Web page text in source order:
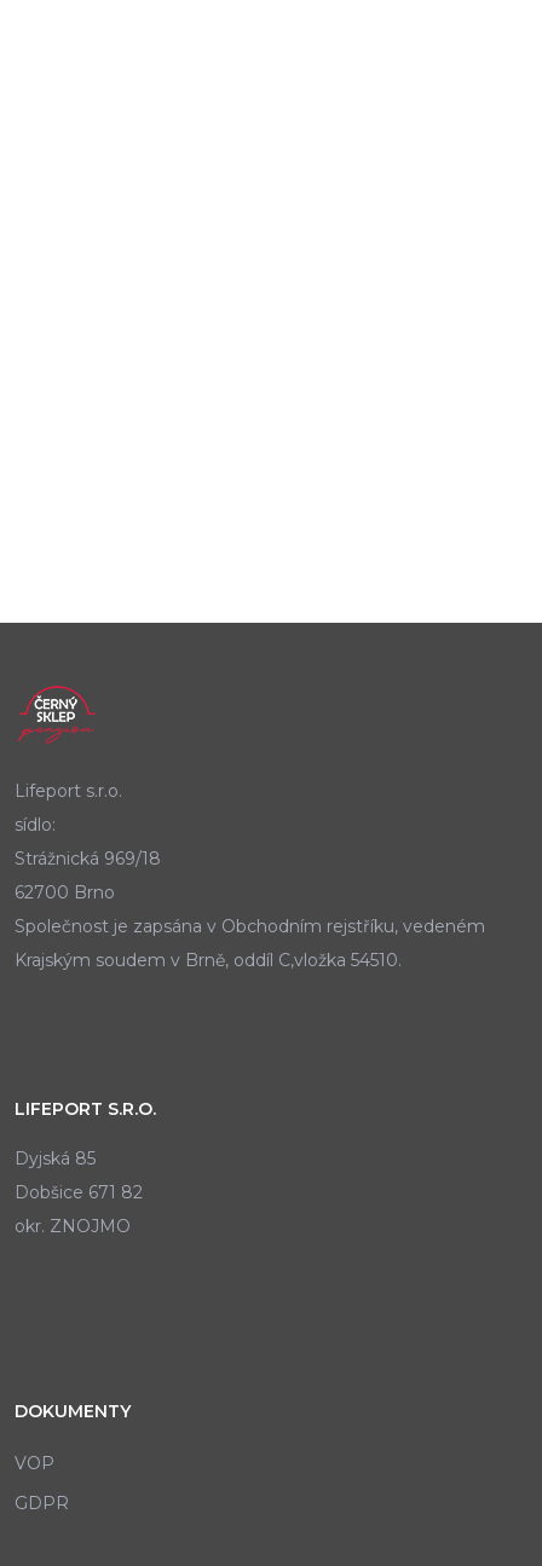
Lifeport s.r.o.
sídlo:
Strážnická 969/18
62700 Brno
Společnost je zapsána v Obchodním rejstříku, vedeném
Krajským soudem v Brně, oddíl C,vložka 54510.
LIFEPORT S.R.O.
Dyjská 85
Dobšice 671 82
okr. ZNOJMO
DOKUMENTY
VOP
GDPR